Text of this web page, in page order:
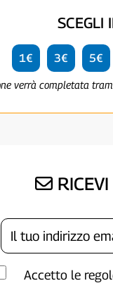
SCEGLI
1€ 3€ 5€
verrà completata
Accetto le